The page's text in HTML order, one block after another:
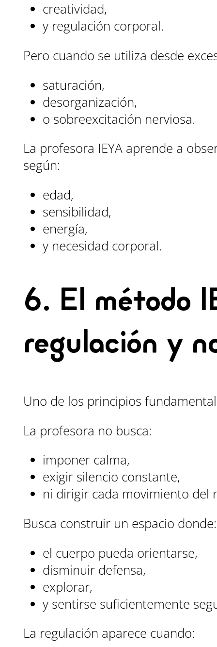
creatividad,
y regulación corporal.
Pero cuando se utiliza desde
saturación,
desorganización,
o sobreexcitación nerviosa.
La profesora IEYA aprende a
según:
edad,
sensibilidad,
energía,
y necesidad corporal.
6. El método
regulación y
Uno de los principios
La profesora no busca:
imponer calma,
exigir silencio constante,
ni dirigir cada movimiento del
Busca construir un espacio donde:
el cuerpo pueda orientarse,
disminuir defensa,
explorar,
y sentirse suficientemente
La regulación aparece cuando: